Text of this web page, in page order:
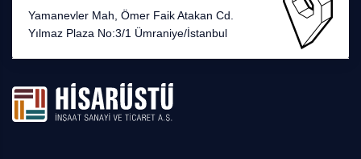
Yamanevler Mah, Ömer Faik Atakan Cd.
Yılmaz Plaza No:3/1 Ümraniye/İstanbul